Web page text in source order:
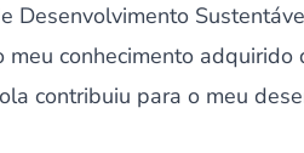
Desenvolvimento
meu conhecimento
contribuiu para o meu